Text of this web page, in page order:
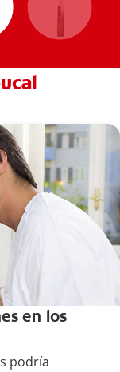
en los
podría